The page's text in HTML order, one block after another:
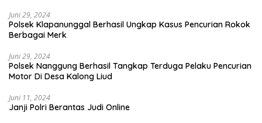
Juni 29, 2024
Polsek Klapanunggal Berhasil Ungkap Kasus Pencurian Rokok
Berbagai Merk
Juni 29, 2024
Polsek Nanggung Berhasil Tangkap Terduga Pelaku Pencurian
Motor Di Desa Kalong Liud
Juni 11, 2024
Janji Polri Berantas Judi Online